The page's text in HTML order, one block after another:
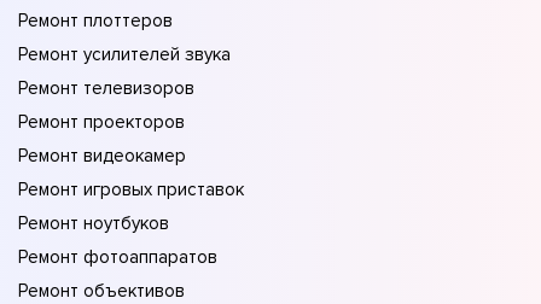
Ремонт плоттеров
Ремонт усилителей звука
Ремонт телевизоров
Ремонт проекторов
Ремонт видеокамер
Ремонт игровых приставок
Ремонт ноутбуков
Ремонт фотоаппаратов
Ремонт объективов